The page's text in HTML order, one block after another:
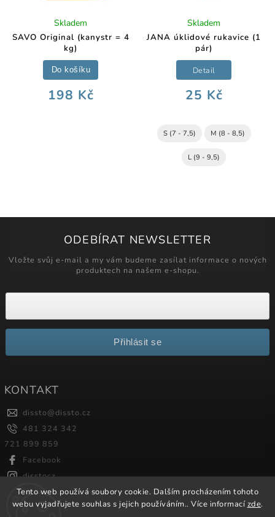
Tento web používá soubory cookie. Dalším procházením tohoto
webu vyjadřujete souhlas s jejich používáním.. Více informacízde.
SAVO Original (kanystr = 4
kg)
Skladem
198 Kč
Do košíku
JANA úklidové rukavice (1
pár)
Skladem
25 Kč
Detail
S (7 - 7,5) M (8 - 8,5)
L (9 - 9,5)
ODEBÍRAT NEWSLETTER
Vložte svůj e-mail a my vám budeme zasílat informace o nových
produktech na našem e-shopu.
Přihlásit se
KONTAKT
dissto@dissto.cz
481 324 342
721 899 859
Facebook
disstocz